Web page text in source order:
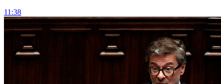
11:38